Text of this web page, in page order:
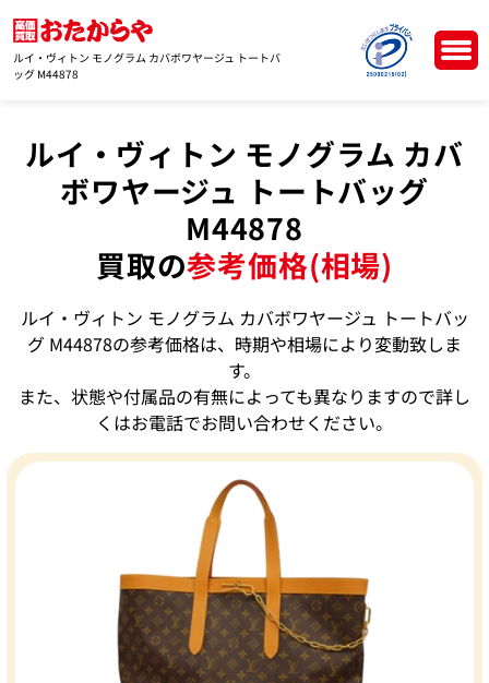
ルイ・ヴィトン モノグラム カバボワヤージュ トートバ
ッグ M44878
ルイ・ヴィトン モノグラム カバ
ボワヤージュ トートバッグ
M44878
買取の参考価格(相場)
ルイ・ヴィトン モノグラム カバボワヤージュ トートバッ
グ M44878の参考価格は、時期や相場により変動致しま
す。
また、状態や付属品の有無によっても異なりますので詳し
くはお電話でお問い合わせください。